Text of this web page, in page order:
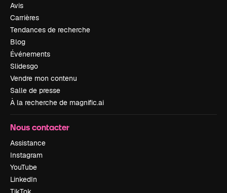
Avis
Carrières
Tendances de recherche
Blog
Événements
Slidesgo
Vendre mon contenu
Salle de presse
À la recherche de magnific.ai
Nous contacter
Assistance
Instagram
YouTube
LinkedIn